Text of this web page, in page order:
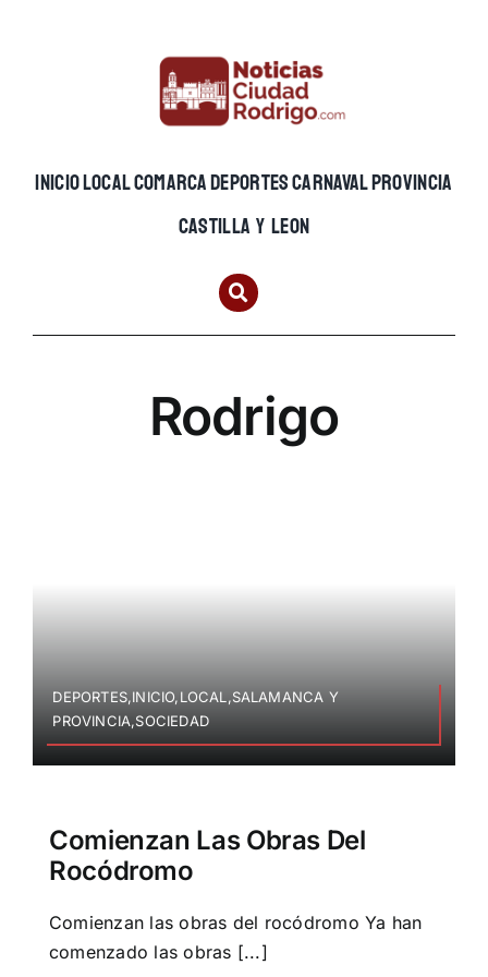
INICIOLOCALCOMARCADEPORTESCARNAVALPROVINCIA
CASTILLA Y LEON
Rodrigo
DEPORTES,INICIO,LOCAL,SALAMANCA Y
PROVINCIA,SOCIEDAD
Comienzan Las Obras Del
Rocódromo
Comienzan las obras del rocódromo Ya han
comenzado las obras [...]